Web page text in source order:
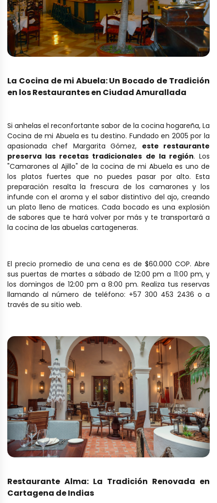
La Cocina de mi Abuela: Un Bocado de Tradición
en los Restaurantes en Ciudad Amurallada
Si anhelas el reconfortante sabor de la cocina hogareña, La
Cocina de mi Abuela es tu destino. Fundado en 2005 por la
apasionada chef Margarita Gómez, este restaurante
preserva las recetas tradicionales de la región.Los
"Camarones al Ajillo" de la cocina de mi Abuela es uno de
los platos fuertes que no puedes pasar por alto. Esta
preparación resalta la frescura de los camarones y los
infunde con el aroma y el sabor distintivo del ajo, creando
un plato lleno de matices. Cada bocado es una explosión
de sabores que te hará volver por más y te transportará a
la cocina de las abuelas cartageneras.
El precio promedio de una cena es de $60.000 COP. Abre
sus puertas de martes a sábado de 12:00 pm a 11:00 pm, y
los domingos de 12:00 pm a 8:00 pm. Realiza tus reservas
llamando al número de teléfono: +57 300 453 2436 o a
través de su sitio web.
Restaurante Alma: La Tradición Renovada en
Cartagena de Indias